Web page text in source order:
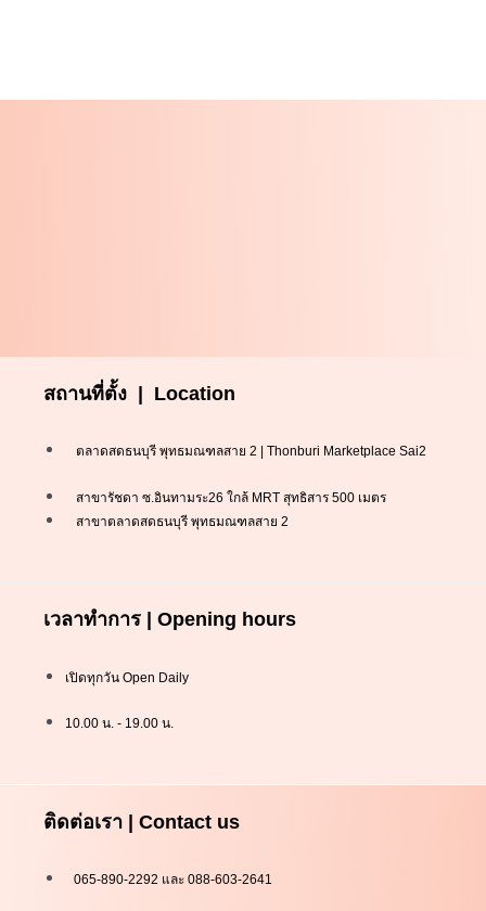
สถานที่ตั้ง | Location
ตลาดสดธนบุรี พุทธมณฑลสาย 2 | Thonburi Marketplace Sai2
สาขารัชดา ซ.อินทามระ26 ใกล้ MRT สุทธิสาร 500 เมตร
สาขาตลาดสดธนบุรี พุทธมณฑลสาย 2
เวลาทำการ | Opening hours
เปิดทุกวัน Open Daily
10.00 น. - 19.00 น.
ติดต่อเรา | Contact us
065-890-2292 และ 088-603-2641